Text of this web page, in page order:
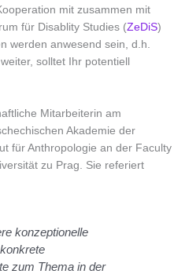
mit zusammen mit
für Disablity Studies (ZeDiS)
werden anwesend sein, d.h.
solltet Ihr potentiell
Mitarbeiterin am
Akademie der
für Anthropologie an der Faculty
zu Prag. Sie referiert
konzeptionelle
zum Thema in der